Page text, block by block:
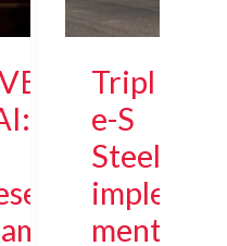
Tripl
e-S
Steel
imple
ment